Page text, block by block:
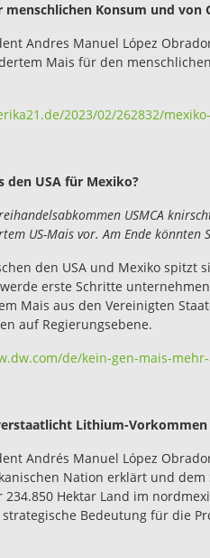
Konsum und von
Andres Manuel López
Mais für den
2023/02/262832/
den USA für Mexiko?
USMCA
US-Mais vor. Am Ende
den USA und Mexiko spitzt
erste Schritte
Mais aus den Vereinigten
auf Regierungsebene.
de/kein-gen-mais-
Lithium-Vorkommen
Andrés Manuel López
Nation erklärt und
Hektar Land im
Bedeutung für die